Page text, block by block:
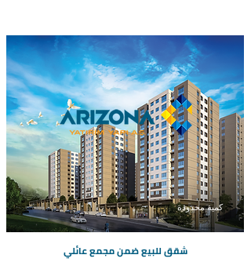
كمية محدودة
شقق للبيع ضمن مجمع عائلي